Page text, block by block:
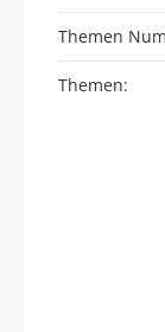
Themen
Themen: